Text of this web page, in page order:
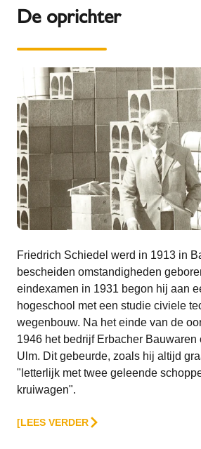
De oprichter
Friedrich Schiedel werd in 1913 in
bescheiden omstandigheden
eindexamen in 1931 begon hij aan
hogeschool met een studie civiele
wegenbouw. Na het einde van de
1946 het bedrijf Erbacher Bauwaren
Ulm. Dit gebeurde, zoals hij altijd
"letterlijk met twee geleende
kruiwagen".
[LEES VERDER